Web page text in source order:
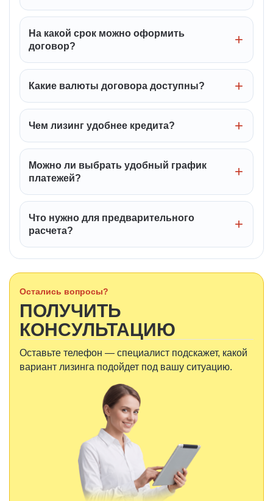
На какой срок можно оформить
договор?
Какие валюты договора доступны?
Чем лизинг удобнее кредита?
Можно ли выбрать удобный график
платежей?
Что нужно для предварительного
расчета?
Остались вопросы?
ПОЛУЧИТЬ
КОНСУЛЬТАЦИЮ
Оставьте телефон — специалист подскажет, какой
вариант лизинга подойдет под вашу ситуацию.